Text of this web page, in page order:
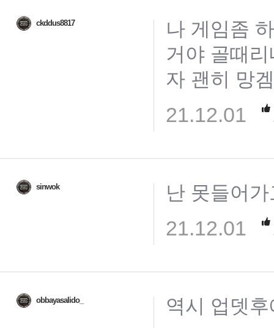
ckddus8817
나 게임좀
거야 골때
자 괜히 망
21.12.01
sinwok 난 못들어
21.12.01
obbayasalido_ 역시 업뎃